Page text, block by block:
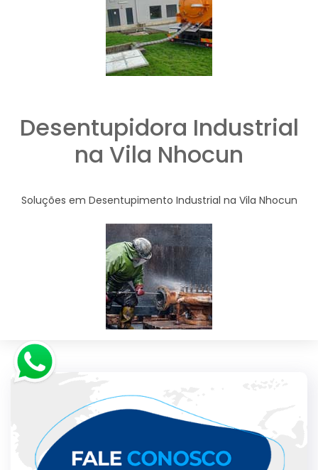
Desentupidora Industrial
na Vila Nhocun
Soluções em Desentupimento Industrial na Vila Nhocun